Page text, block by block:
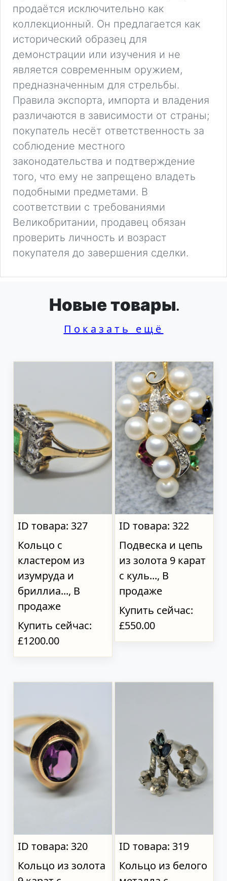
продаётся исключительно как
коллекционный. Он предлагается как
исторический образец для
демонстрации или изучения и не
является современным оружием,
предназначенным для стрельбы.
Правила экспорта, импорта и владения
различаются в зависимости от страны;
покупатель несёт ответственность за
соблюдение местного
законодательства и подтверждение
того, что ему не запрещено владеть
подобными предметами. В
соответствии с требованиями
Великобритании, продавец обязан
проверить личность и возраст
покупателя до завершения сделки.
Новые товары.
Показать ещё
ID товара: 327
Кольцо с
кластером из
изумруда и
бриллиа..., В
продаже
Купить сейчас:
£1200.00
ID товара: 322
Подвеска и цепь
из золота 9 карат
с куль..., В
продаже
Купить сейчас:
£550.00
ID товара: 320
Кольцо из золота
ID товара: 319
Кольцо из белого